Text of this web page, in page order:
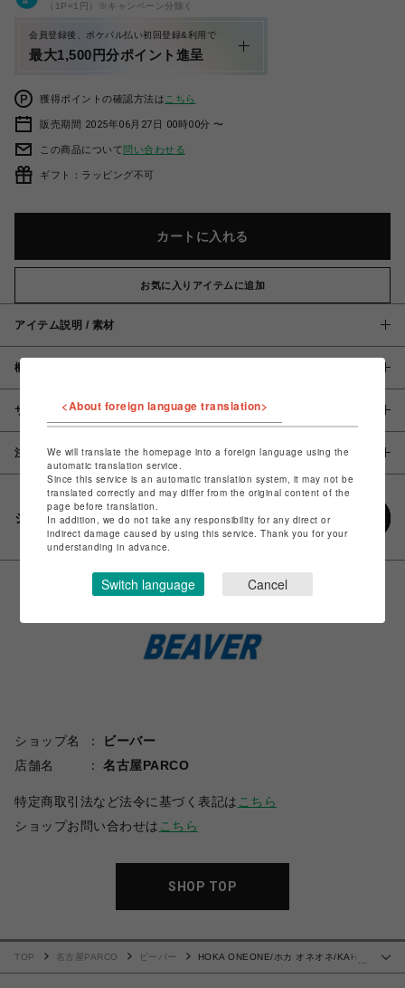
（1P=1円）※キャンペーン分除く
会員登録後、ポケパル払い初回登録&利用で
最大1,500円分ポイント進呈
獲得ポイントの確認方法は こちら
販売期間 2025年06月27日 00時00分 〜
この商品について問い合わせる
ギフト：ラッピング不可
カートに入れる
お気に入りアイテムに追加
アイテム説明 / 素材
概要
サイズ
注意事項
シェアする
ショップ名
ビーバー
店舗名
名古屋PARCO
特定商取引法など法令に基づく表記は こちら
ショップお問い合わせは こちら
SHOP TOP
…
TOP 名古屋PARCO ビーバー
HOKA ONEONE/ホカ オネオネ/KAHA
<About foreign language translation>
We will translate the homepage into a foreign language using the
automatic translation service.
Since this service is an automatic translation system, it may not be
translated correctly and may differ from the original content of the
page before translation.
In addition, we do not take any responsibility for any direct or
indirect damage caused by using this service. Thank you for your
understanding in advance.
Switch language Cancel